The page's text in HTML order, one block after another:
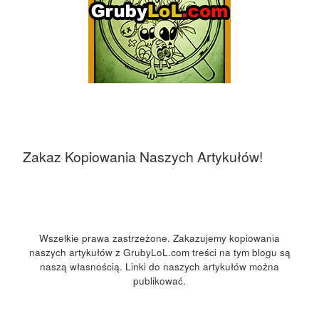
Zakaz Kopiowania Naszych Artykułów!
Wszelkie prawa zastrzeżone. Zakazujemy kopiowania
naszych artykułów z GrubyLoL.com treści na tym blogu są
naszą własnością. Linki do naszych artykułów można
publikować.